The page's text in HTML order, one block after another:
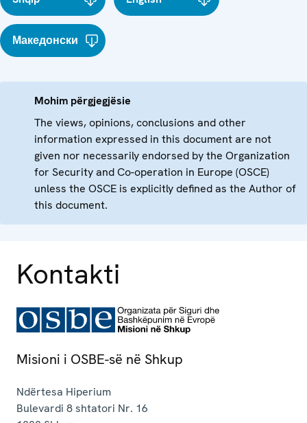
Македонски
Mohim përgjegjësie
The views, opinions, conclusions and other
information expressed in this document are not
given nor necessarily endorsed by the Organization
for Security and Co-operation in Europe (OSCE)
unless the OSCE is explicitly defined as the Author of
this document.
Kontakti
Misioni i OSBE-së në Shkup
Ndërtesa Hiperium
Bulevardi 8 shtatori Nr. 16